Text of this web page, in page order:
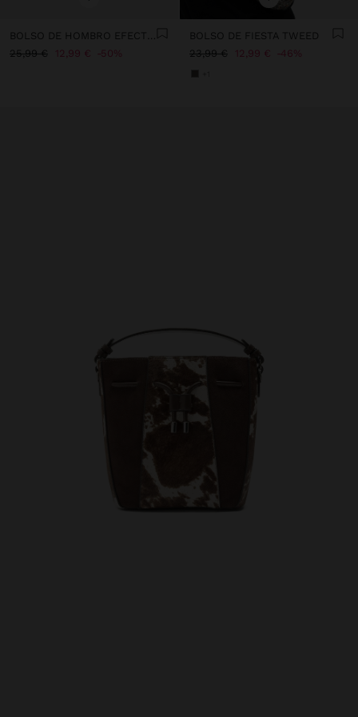
BOLSO DE HOMBRO EFECTO CRAQUELADO
25,99 €
12,99 € 50%
BOLSO DE FIESTA TWEED
23,99 €
12,99 € 46%